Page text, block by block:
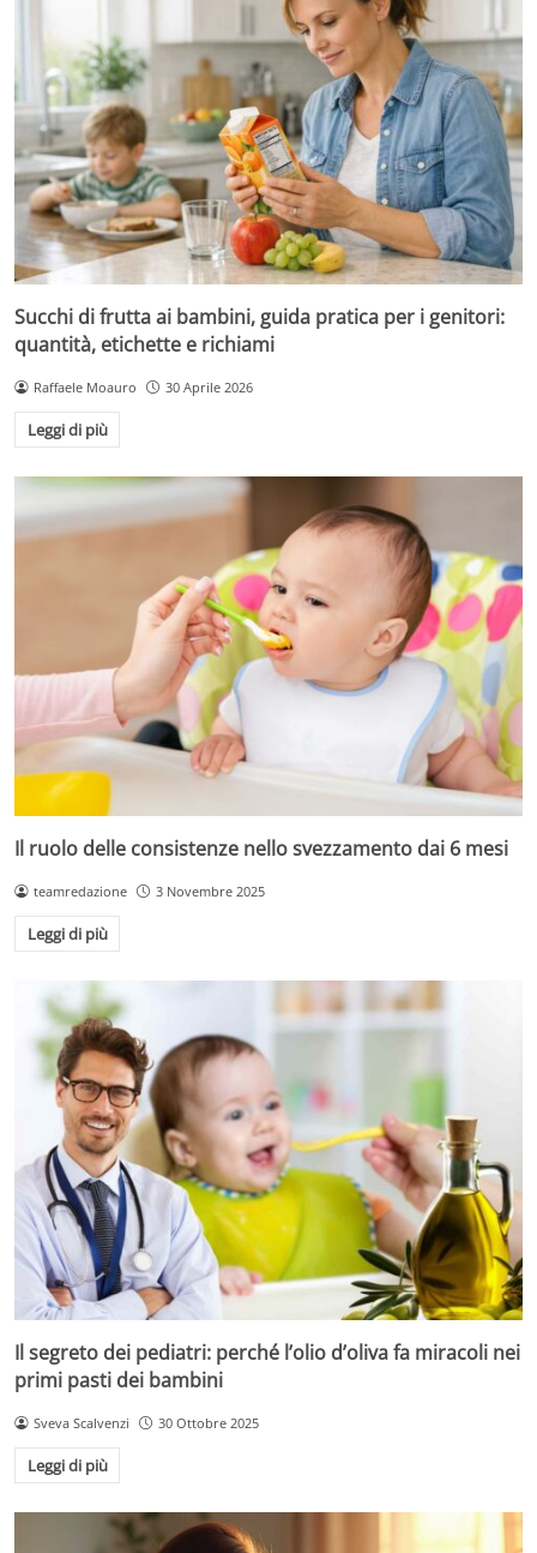
Succhi di frutta ai bambini, guida pratica per i genitori:
quantità, etichette e richiami
Raffaele Moauro 30 Aprile 2026
Leggi di più
Il ruolo delle consistenze nello svezzamento dai 6 mesi
teamredazione 3 Novembre 2025
Leggi di più
Il segreto dei pediatri: perché l’olio d’oliva fa miracoli nei
primi pasti dei bambini
Sveva Scalvenzi 30 Ottobre 2025
Leggi di più